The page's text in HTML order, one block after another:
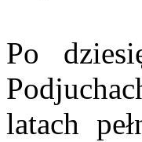
Po
latach